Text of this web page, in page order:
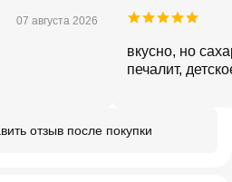
07 августа 2026
вкусно, но
печалит,
отзыв после покупки